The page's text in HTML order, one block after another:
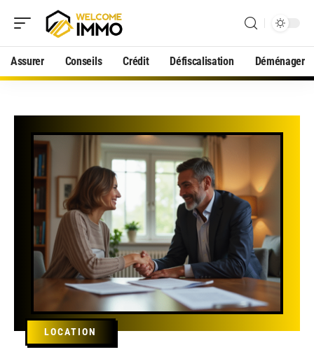
Assurer Conseils Crédit Défiscalisation Déménager
LOCATION